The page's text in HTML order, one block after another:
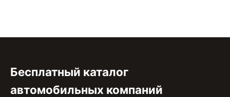
Бесплатный каталог
автомобильных компаний